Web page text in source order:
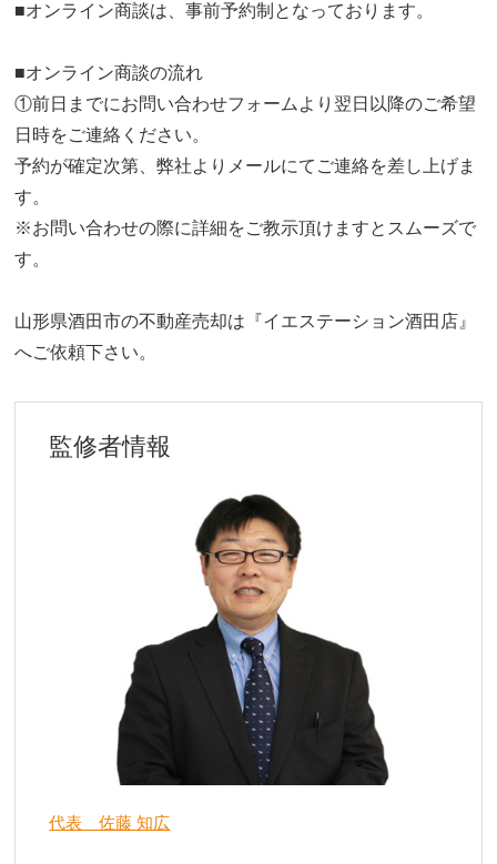
■オンライン商談は、事前予約制となっております。
■オンライン商談の流れ
①前日までにお問い合わせフォームより翌日以降のご希望
日時をご連絡ください。
予約が確定次第、弊社よりメールにてご連絡を差し上げま
す。
※お問い合わせの際に詳細をご教示頂けますとスムーズで
す。
山形県酒田市の不動産売却は『イエステーション酒田店』
へご依頼下さい。
監修者情報
代表 佐藤 知広